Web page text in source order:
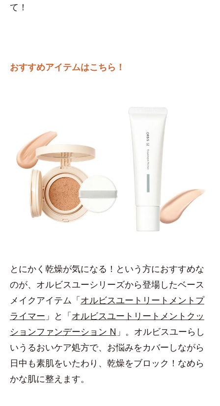
て！
おすすめアイテムはこちら！
とにかく乾燥が気になる！という方におすすめな
のが、オルビスユーシリーズから登場したベース
メイクアイテム「オルビスユートリートメントプ
ライマー 」と「オルビスユートリートメントクッ
ションファンデーション N 」。オルビスユーらし
いうるおいケア処方で、お悩みをカバーしながら
日中も素肌をいたわり、乾燥をブロック！なめら
かな肌に整えます。